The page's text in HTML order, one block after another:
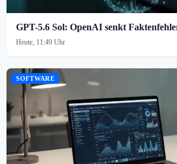
GPT-5.6 Sol: OpenAI senkt
Heute, 11:49 Uhr
SOFTWARE